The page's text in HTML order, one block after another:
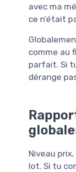
avec ma
ce n’était
comme au
parfait. Si
dérange
Niveau
lot. Si tu